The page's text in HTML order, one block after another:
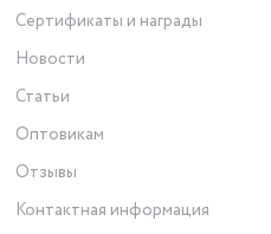
Сертификаты и награды
Новости
Статьи
Оптовикам
Отзывы
Контактная информация